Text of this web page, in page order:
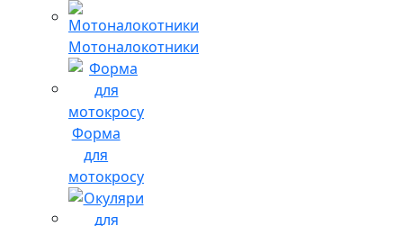
Мотоналокотники
Форма
для
мотокросу